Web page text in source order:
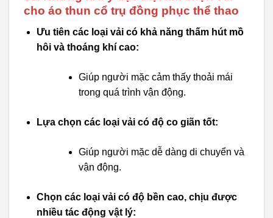
cho áo thun cổ trụ đồng phục thể thao
Ưu tiên các loại vải có khả năng thấm hút mồ
hôi và thoáng khí cao:
Giúp người mặc cảm thấy thoải mái
trong quá trình vận động.
Lựa chọn các loại vải có độ co giãn tốt:
Giúp người mặc dễ dàng di chuyển và
vận động.
Chọn các loại vải có độ bền cao, chịu được
nhiều tác động vật lý: